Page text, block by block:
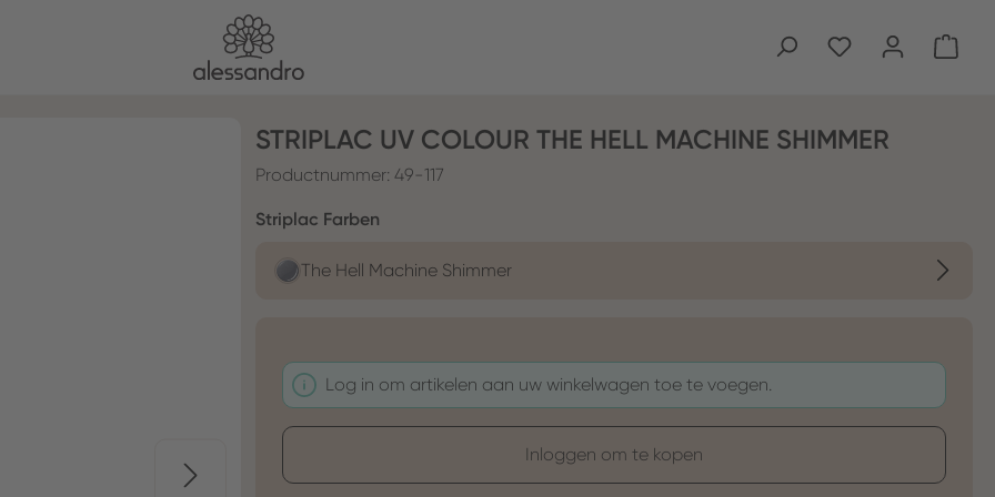
STRIPLAC UV COLOUR THE HELL MACHINE SHIMMER
Productnummer: 49-117
Selecteer
Striplac Farben
The Hell Machine Shimmer
Log in om artikelen aan uw winkelwagen toe te voegen.
Inloggen om te kopen